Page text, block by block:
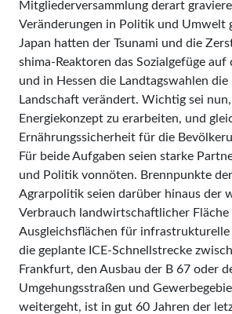
Mitgliederversammlung derart
Veränderungen in Politik und Umwelt
Japan hatten der Tsunami und die
shima-Reaktoren das Sozialgefüge
und in Hessen die Landtagswahlen
Landschaft verändert. Wichtig sei
Energiekonzept zu erarbeiten, und
Ernährungssicherheit für die
Für beide Aufgaben sei­en starke
und Politik vonnöten. Brennpunk­te
Agrarpolitik seien darüber hinaus der
Verbrauch landwirtschaftlicher Fläche
Ausgleichsflächen für
die geplante ICE-Schnellstrecke
Frankfurt, den Ausbau der B 67 oder
Umgehungsstraßen und
weitergeht, ist in gut 60 Jahren der